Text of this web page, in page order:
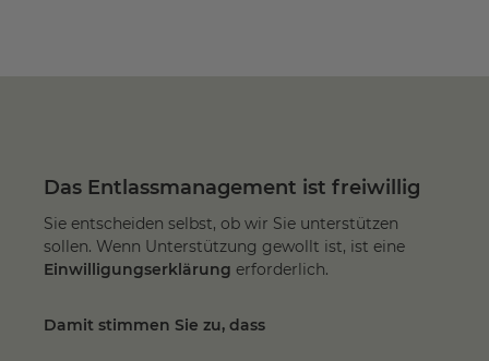
Das Entlassmanagement ist freiwillig
Sie entscheiden selbst, ob wir Sie unterstützen
sollen. Wenn Unterstützung gewollt ist, ist eine
Einwilligungserklärung erforderlich.
Damit stimmen Sie zu, dass